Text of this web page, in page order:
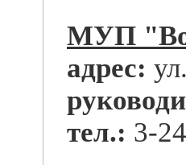
МУП
адрес:
тел.: 3-